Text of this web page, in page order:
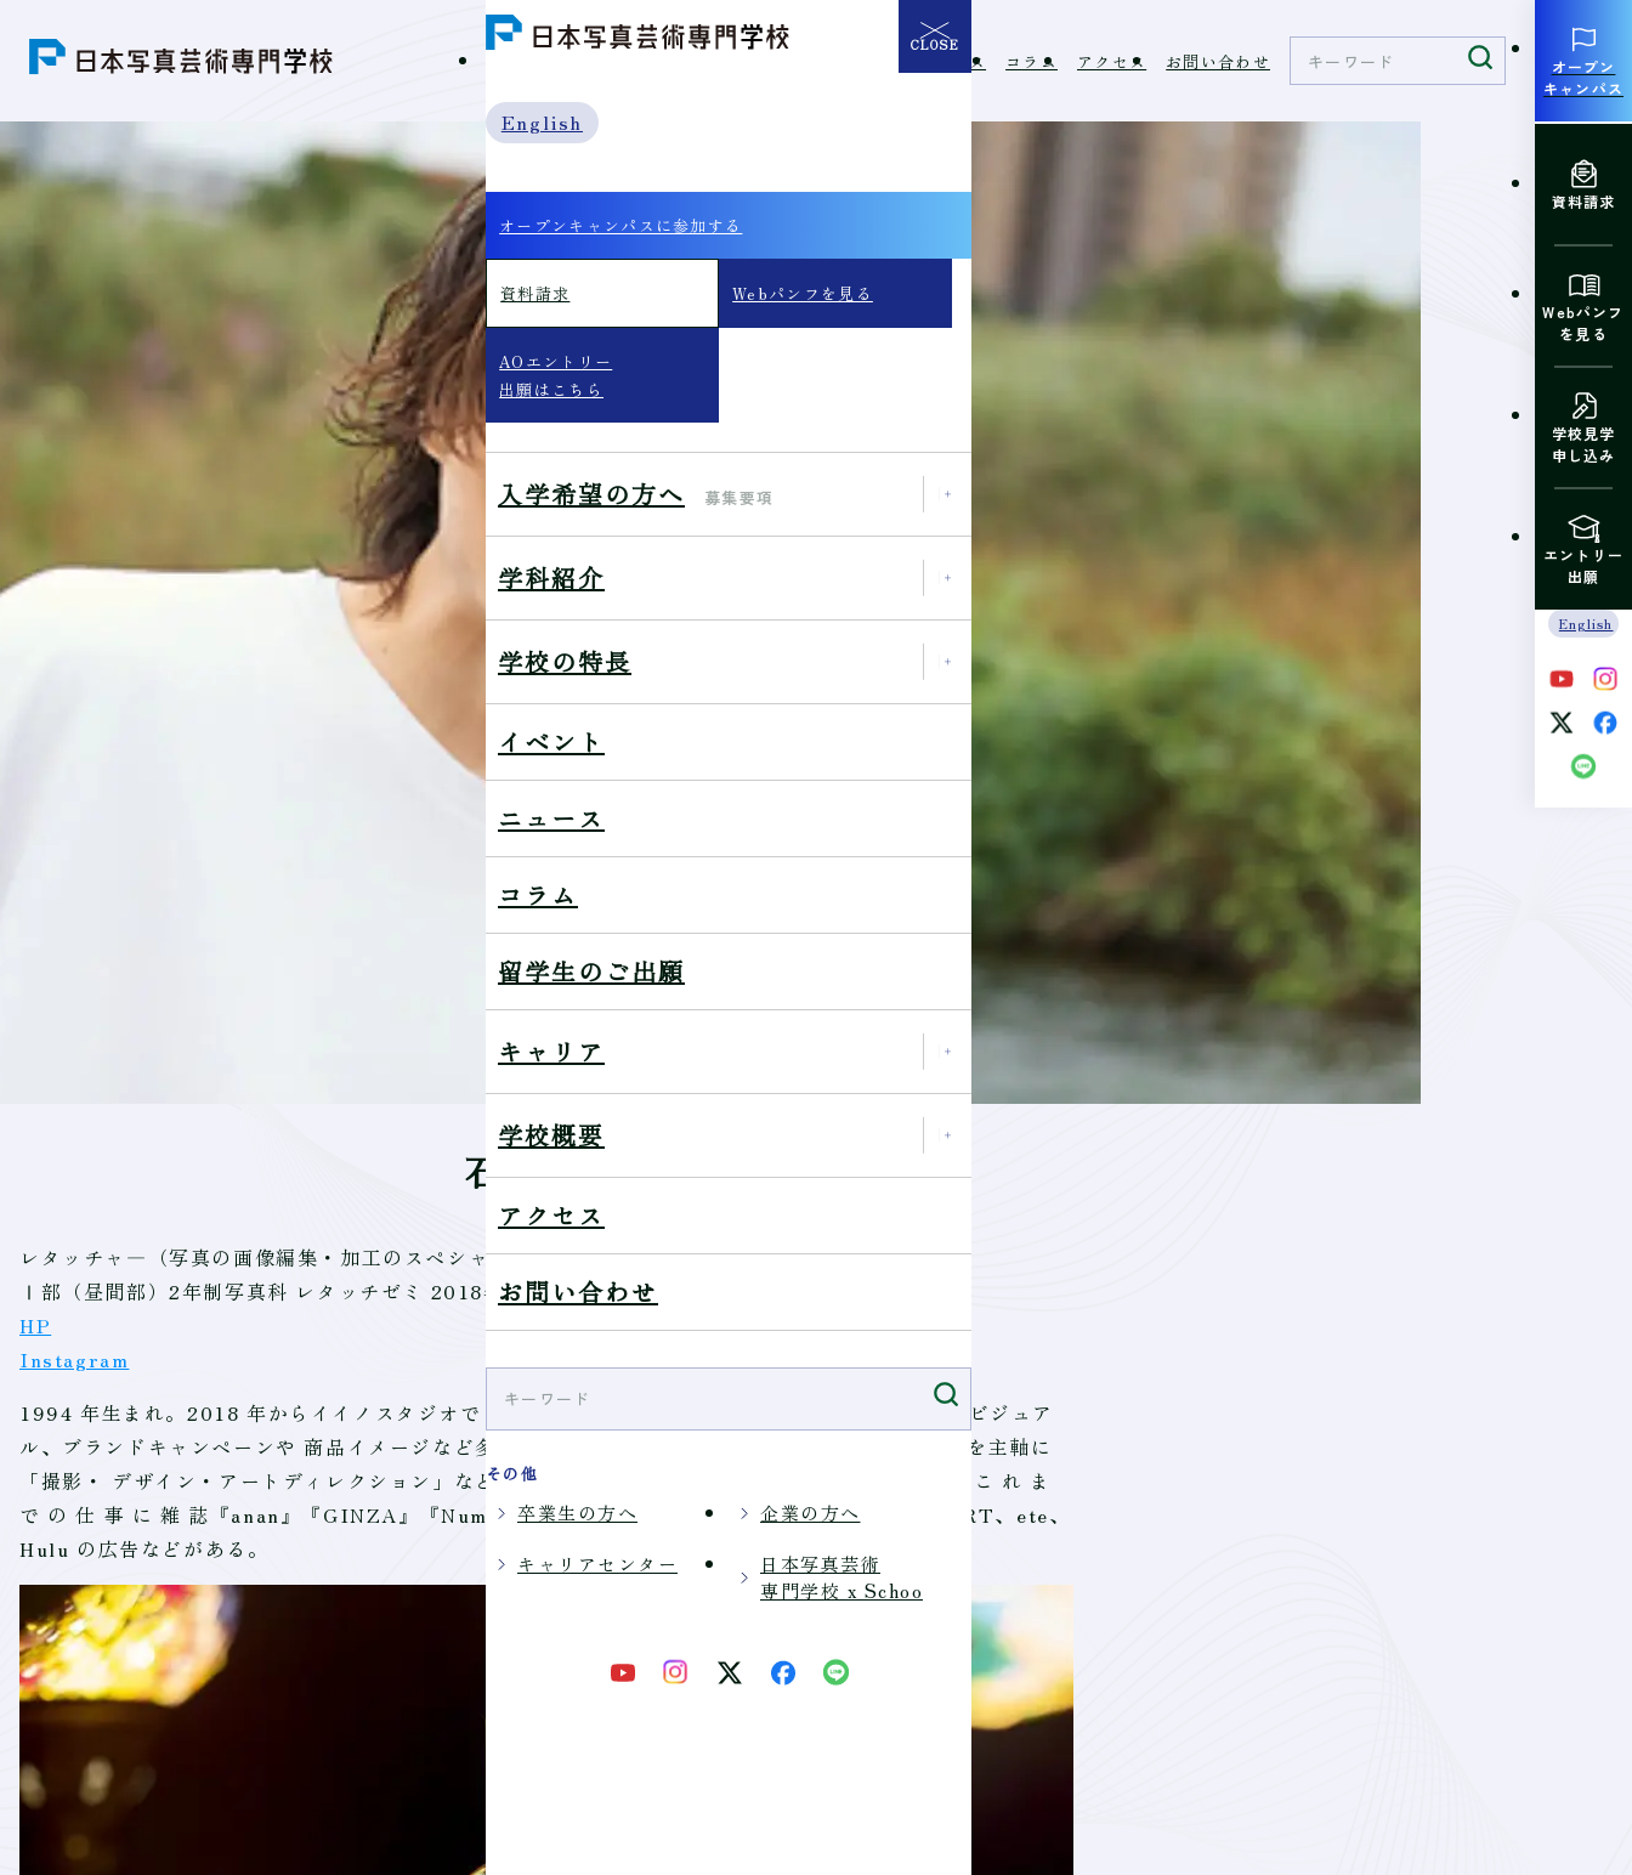
ニュース コラム アクセス お問い合わせ
CLOSE
English
オープンキャンパスに参加する
資料請求 Webパンフを見る
AOエントリー
出願はこちら
入学希望の方へ 募集要項
学科紹介
学校の特長
イベント
ニュース
コラム
留学生のご出願
キャリア
学校概要
アクセス
お問い合わせ
その他
卒業生の方へ
企業の方へ
キャリアセンター
日本写真芸術
専門学校 x Schoo
オープン
キャンパス
資料請求
Webパンフ
を見る
学校見学
申し込み
エントリー
出願
English
石川知樹
レタッチャ―（写真の画像編集・加工のスペシャリスト）
Ⅰ部（昼間部）2年制写真科 レタッチゼミ 2018年3月卒業
HP
Instagram
1994 年生まれ。2018 年からイイノスタジオでレタッチ業務に携わり、2025 年独立。雑誌や広告ビジュア
ル、ブランドキャンペーンや 商品イメージなど多岐にわたるプロジェクトで活躍。現在はレタッチを主軸に
「撮影・ デザイン・アートディレクション」などクリエイティブの領域を一貫して担当している。 こ れ ま
で の 仕 事 に 雑 誌『anan』『GINZA』『Numero TOKYO』『VOGUE JAPAN』 や ABC MART、ete、
Hulu の広告などがある。